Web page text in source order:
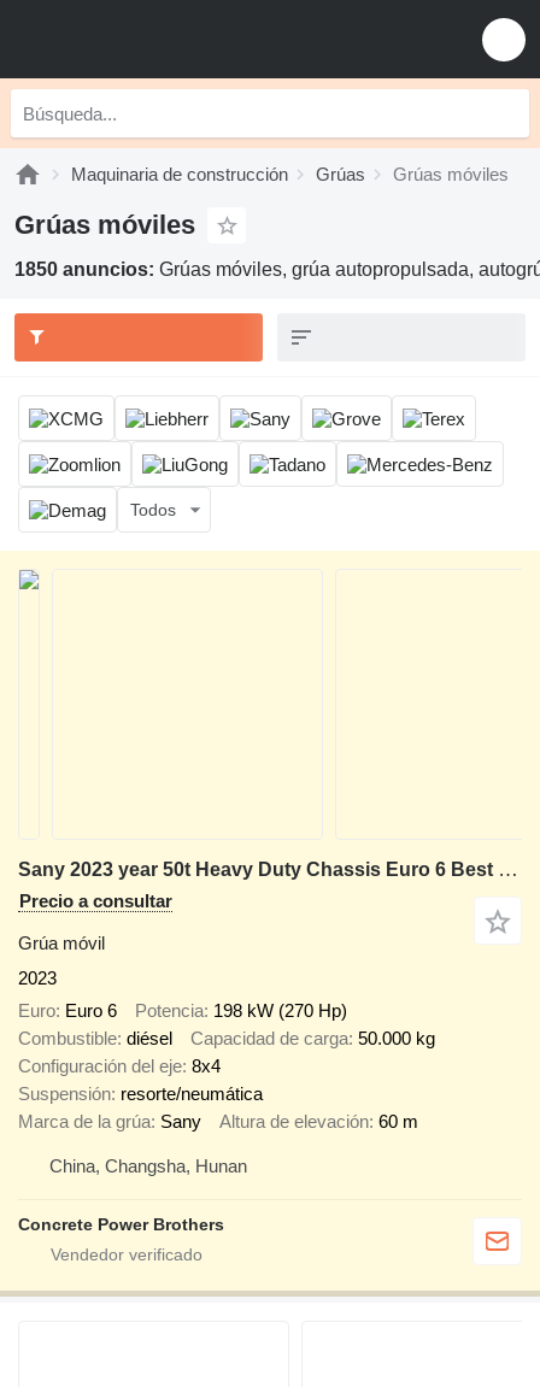
Maquinaria de construcción Grúas Grúas móviles
Grúas móviles
1850 anuncios: Grúas móviles, grúa autopropulsada,
Todos
Sany 2023 year 50t Heavy Duty Chassis Euro 6 Best Value
Precio a consultar
Grúa móvil
2023
Euro Euro 6 Potencia 198 kW (270 Hp)
Combustible diésel Capacidad de carga 50.000 kg
Configuración del eje 8x4
Suspensión resorte/neumática
Marca de la grúa Sany Altura de elevación 60 m
China, Changsha, Hunan
Concrete Power Brothers